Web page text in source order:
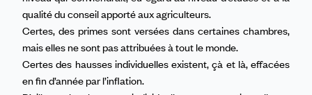
qualité du conseil apporté aux agriculteurs.
Certes, des primes sont versées dans certaines chambres,
mais elles ne sont pas attribuées à tout le monde.
Certes des hausses individuelles existent, çà et là, effacées
en fin d’année par l’inflation.